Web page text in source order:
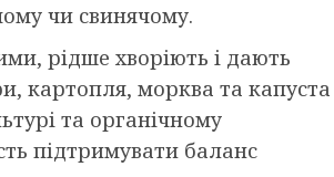
чи свинячому.
рідше хворіють і дають
картопля, морква та капуста
та органічному
підтримувати баланс